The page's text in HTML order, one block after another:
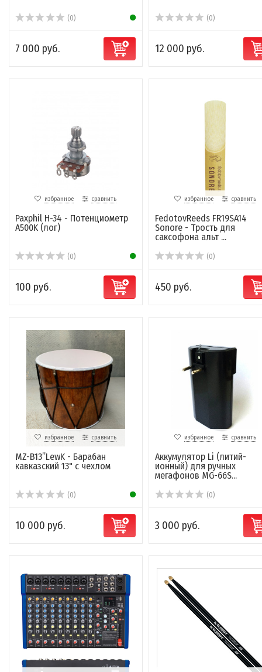
(0)
7 000 руб.
(0)
12 000 руб.
избранное сравнить
Paxphil H-34 - Потенциометр
A500K (лог)
(0)
100 руб.
избранное сравнить
FedotovReeds FR19SA14
Sonore - Трость для
саксофона альт ...
(0)
450 руб.
избранное сравнить
MZ-B13’’LewK - Барабан
кавказский 13" с чехлом
(0)
10 000 руб.
избранное сравнить
Аккумулятор Li (литий-
ионный) для ручных
мегафонов MG-66S...
(0)
3 000 руб.